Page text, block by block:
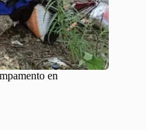
en